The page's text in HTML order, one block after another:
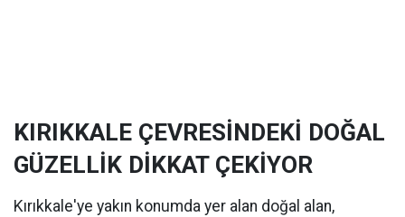
KIRIKKALE ÇEVRESİNDEKİ DOĞAL
GÜZELLİK DİKKAT ÇEKİYOR
Kırıkkale'ye yakın konumda yer alan doğal alan,